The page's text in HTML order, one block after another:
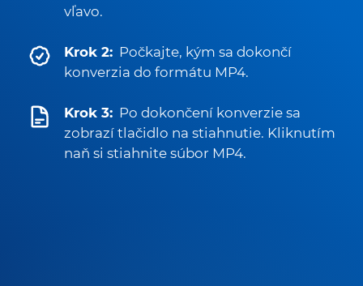
vľavo.
Krok 2: Počkajte, kým sa dokončí
konverzia do formátu MP4.
Krok 3: Po dokončení konverzie sa
zobrazí tlačidlo na stiahnutie. Kliknutím
naň si stiahnite súbor MP4.